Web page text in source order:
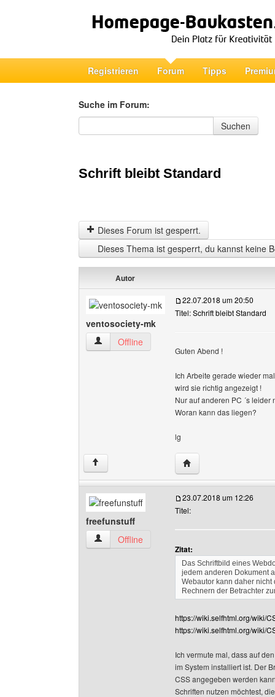
Registrieren Forum Tipps
Suche im Forum:
Suche im Forum
Suchen
Schrift bleibt Standard
Dieses Forum ist gesperrt.
Dieses Thema ist gesperrt, du kannst keine
Autor
ventosociety-mk
ventosociety-mk Benutzer-Profile anzeigen
Offline
22.07.2018 um 20:50
Titel: Schrift bleibt Standard
Guten Abend !
Ich Arbeite gerade wieder
wird sie richtig angezeigt !
Nur auf anderen PC ´s leider
Woran kann das liegen?
lg
↑ Website dieses
freefunstuff
freefunstuff Benutzer-Profile anzeigen
Offline
23.07.2018 um 12:26
Titel:
Zitat:
Das Schriftbild eines
jedem anderen Dokument
Webautor kann daher
Rechnern der Betrachter
https://wiki.selfhtml.org/wiki/
https://wiki.selfhtml.org/wiki/
Ich vermute mal, dass auf
im System installiert ist. Der
CSS angegeben werden
Schriften nutzen möchtest,